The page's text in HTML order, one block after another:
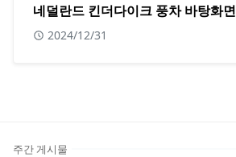
네덜란드 킨더다이크 풍차 바탕화면
2024/12/31
주간 게시물